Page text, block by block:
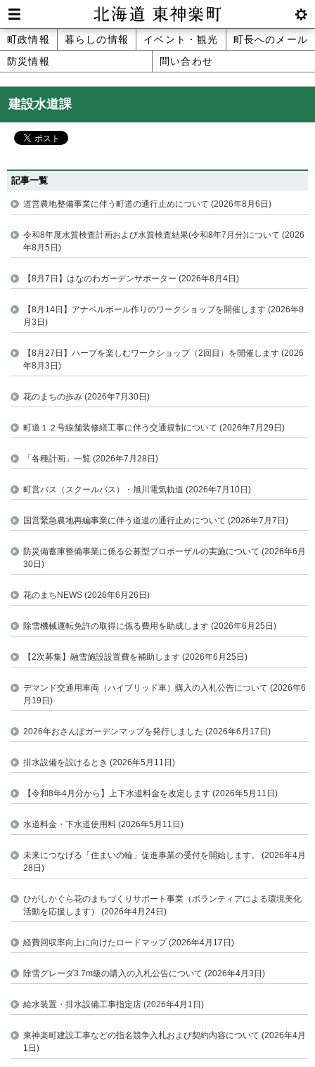
本
文
へ
メ
ュ
Men
u
btnS
ettin
北海道 東神楽町 Hokkaido
メ
ニ
ュ
町政情報 暮らしの情報 イベント・観光
町長へのメール
防災情報
問い合わせ
建設水道課
記事一覧
道営農地整備事業に伴う町道の通行止めについて (2026年8月6日)
令和8年度水質検査計画および水質検査結果(令和8年7月分)について (2026
年8月5日)
【8月7日】はなのわガーデンサポーター (2026年8月4日)
【8月14日】アナベルボール作りのワークショップを開催します (2026年8
月3日)
【8月27日】ハーブを楽しむワークショップ（2回目）を開催します (2026
年8月3日)
花のまちの歩み (2026年7月30日)
町道１２号線舗装修繕工事に伴う交通規制について (2026年7月29日)
「各種計画」一覧 (2026年7月28日)
町営バス（スクールバス）・旭川電気軌道 (2026年7月10日)
国営緊急農地再編事業に伴う道道の通行止めについて (2026年7月7日)
防災備蓄庫整備事業に係る公募型プロポーザルの実施について (2026年6月
30日)
花のまちNEWS (2026年6月26日)
除雪機械運転免許の取得に係る費用を助成します (2026年6月25日)
【2次募集】融雪施設設置費を補助します (2026年6月25日)
デマンド交通用車両（ハイブリッド車）購入の入札公告について (2026年6
月19日)
2026年おさんぽガーデンマップを発行しました (2026年6月17日)
排水設備を設けるとき (2026年5月11日)
【令和8年4月分から】上下水道料金を改定します (2026年5月11日)
水道料金・下水道使用料 (2026年5月11日)
未来につなげる「住まいの輪」促進事業の受付を開始します。 (2026年4月
28日)
ひがしかぐら花のまちづくりサポート事業（ボランティアによる環境美化
活動を応援します） (2026年4月24日)
経費回収率向上に向けたロードマップ (2026年4月17日)
除雪グレーダ3.7m級の購入の入札公告について (2026年4月3日)
給水装置・排水設備工事指定店 (2026年4月1日)
東神楽町建設工事などの指名競争入札および契約内容について (2026年4月
1日)